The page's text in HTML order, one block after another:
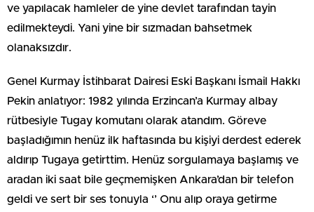
ve yapılacak hamleler de yine devlet tarafından tayin
edilmekteydi. Yani yine bir sızmadan bahsetmek
olanaksızdır.
Genel Kurmay İstihbarat Dairesi Eski Başkanı İsmail Hakkı
Pekin anlatıyor: 1982 yılında Erzincan’a Kurmay albay
rütbesiyle Tugay komutanı olarak atandım. Göreve
başladığımın henüz ilk haftasında bu kişiyi derdest ederek
aldırıp Tugaya getirttim. Henüz sorgulamaya başlamış ve
aradan iki saat bile geçmemişken Ankara’dan bir telefon
geldi ve sert bir ses tonuyla ‘’ Onu alıp oraya getirme